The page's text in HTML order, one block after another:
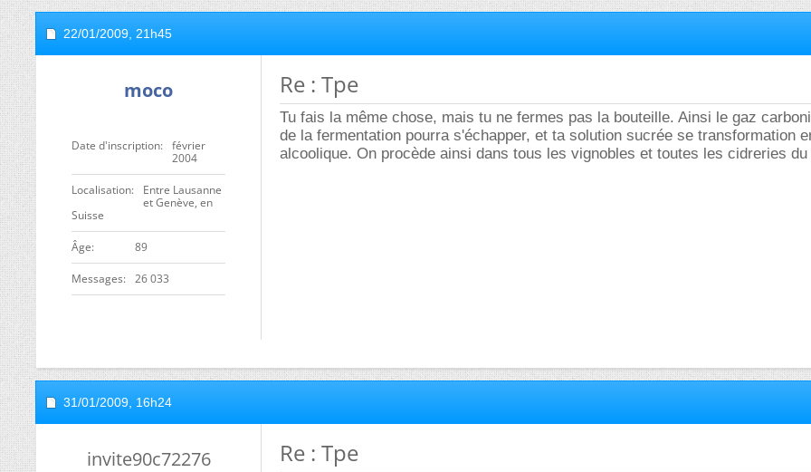
22/01/2009, 21h45
moco
Date d'inscription
février
2004
Localisation
Entre Lausanne
et Genève, en
Suisse
ge 89
Messages 26 033
Re : Tpe
Tu fais la même chose, mais tu ne fermes pas la bouteille. Ainsi le gaz
de la fermentation pourra s'échapper, et ta solution sucrée se transformation
alcoolique. On procède ainsi dans tous les vignobles et toutes les cidreries du
31/01/2009, 16h24
invite90c72276 Re : Tpe